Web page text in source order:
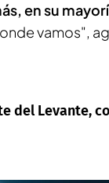
en su
vamos",
del Levante,